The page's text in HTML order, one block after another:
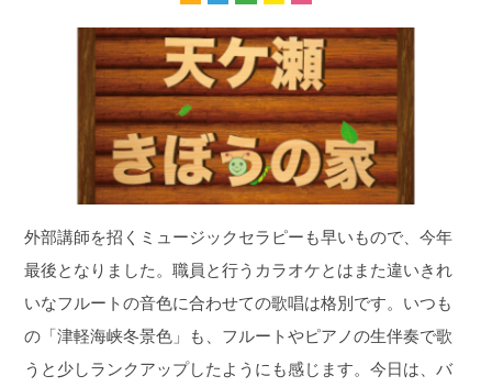
外部講師を招くミュージックセラピーも早いもので、今年
最後となりました。職員と行うカラオケとはまた違いきれ
いなフルートの音色に合わせての歌唱は格別です。いつも
の「津軽海峡冬景色」も、フルートやピアノの生伴奏で歌
うと少しランクアップしたようにも感じます。今日は、バ